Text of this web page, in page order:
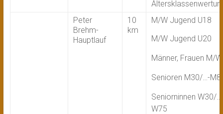
Peter
Brehm-
Hauptlauf
10
km
M/W Jugend U18
M/W Jugend U20
Männer, Frauen M/W
Senioren M30/…-
Seniorninnen W30/
W75